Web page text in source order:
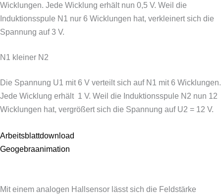
Wicklungen. Jede Wicklung erhält nun 0,5 V. Weil die
Induktionsspule N1 nur 6 Wicklungen hat, verkleinert sich die
Spannung auf 3 V.
N1 kleiner N2
Die Spannung U1 mit 6 V verteilt sich auf N1 mit 6 Wicklungen.
Jede Wicklung erhält 1 V. Weil die Induktionsspule N2 nun 12
Wicklungen hat, vergrößert sich die Spannung auf U2 = 12 V.
Arbeitsblattdownload
Geogebraanimation
Mit einem analogen Hallsensor lässt sich die Feldstärke